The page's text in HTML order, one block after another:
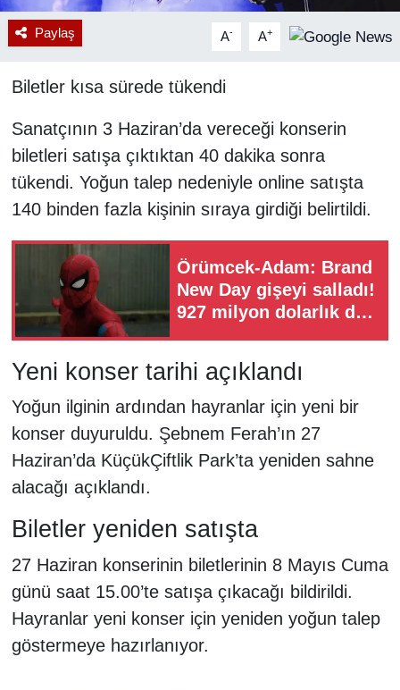
Paylaş A- A+
Biletler kısa sürede tükendi
Sanatçının 3 Haziran’da vereceği konserin
biletleri satışa çıktıktan 40 dakika sonra
tükendi. Yoğun talep nedeniyle online satışta
140 binden fazla kişinin sıraya girdiği belirtildi.
Örümcek-Adam: Brand
New Day gişeyi salladı!
927 milyon dolarlık dev
Yeni konser tarihi açıklandı
Yoğun ilginin ardından hayranlar için yeni bir
konser duyuruldu. Şebnem Ferah’ın 27
Haziran’da KüçükÇiftlik Park’ta yeniden sahne
alacağı açıklandı.
Biletler yeniden satışta
27 Haziran konserinin biletlerinin 8 Mayıs Cuma
günü saat 15.00’te satışa çıkacağı bildirildi.
Hayranlar yeni konser için yeniden yoğun talep
göstermeye hazırlanıyor.